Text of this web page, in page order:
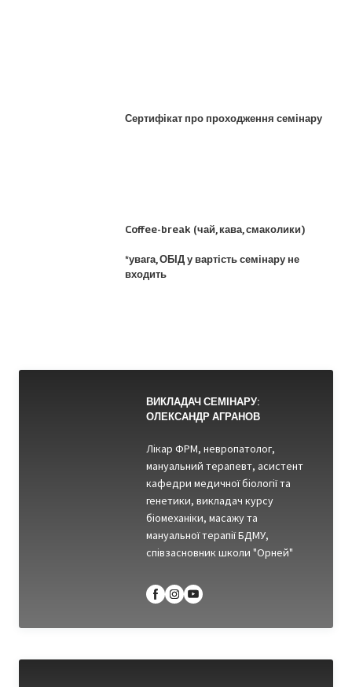
Сертифікат про проходження семінару
Coffee-break (чай, кава, смаколики)
*увага, ОБІД у вартість семінару не
входить
ВИКЛАДАЧ СЕМІНАРУ:
ОЛЕКСАНДР АГРАНОВ
Лікар ФРМ, невропатолог,
мануальний терапевт, асистент
кафедри медичної біології та
генетики, викладач курсу
біомеханіки, масажу та
мануальної терапії БДМУ,
співзасновник школи "Орней"